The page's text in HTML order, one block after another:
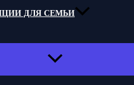
ДЛЯ СЕМЬИ
ПЕРЕКЛЮЧАТЕЛЬ